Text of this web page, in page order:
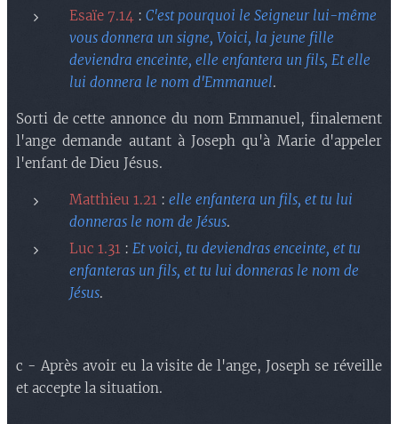
Esaïe 7.14 : C'est pourquoi le Seigneur lui-même
vous donnera un signe, Voici, la jeune fille
deviendra enceinte, elle enfantera un fils, Et elle
lui donnera le nom d'Emmanuel.
Sorti de cette annonce du nom Emmanuel, finalement
l'ange demande autant à Joseph qu'à Marie d'appeler
l'enfant de Dieu Jésus.
Matthieu 1.21 : elle enfantera un fils, et tu lui
donneras le nom de Jésus.
Luc 1.31 : Et voici, tu deviendras enceinte, et tu
enfanteras un fils, et tu lui donneras le nom de
Jésus.
c - Après avoir eu la visite de l'ange, Joseph se réveille
et accepte la situation.